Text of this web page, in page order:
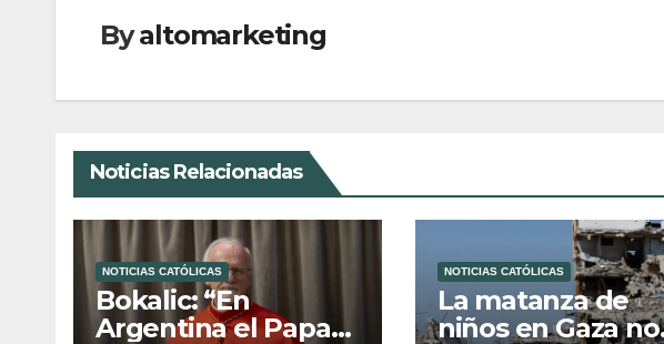
Byaltomarketing
Noticias Relacionadas
NOTICIAS CATÓLICAS
Bokalic: “En
Argentina el Papa
NOTICIAS CATÓLICAS
La matanza de
niños en Gaza no